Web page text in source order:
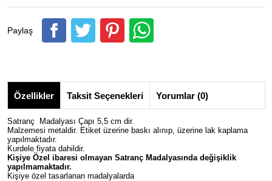
Paylaş
Özellikler Taksit Seçenekleri Yorumlar (0)
Satranç Madalyası Çapı 5,5 cm dir.
Malzemesi metaldir. Etiket üzerine baskı alınıp, üzerine lak kaplama
yapılmaktadır.
Kurdele fiyata dahildir.
Kişiye Özel ibaresi olmayan Satranç Madalyasında değişiklik
yapılmamaktadır.
Kişiye özel tasarlanan madalyalarda